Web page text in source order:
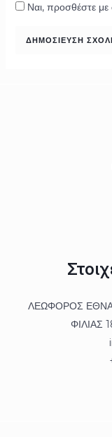
Ναι, προσθέστε με
ΛΕΩΦΟΡΟΣ
ΦΙΛΙΑΣ